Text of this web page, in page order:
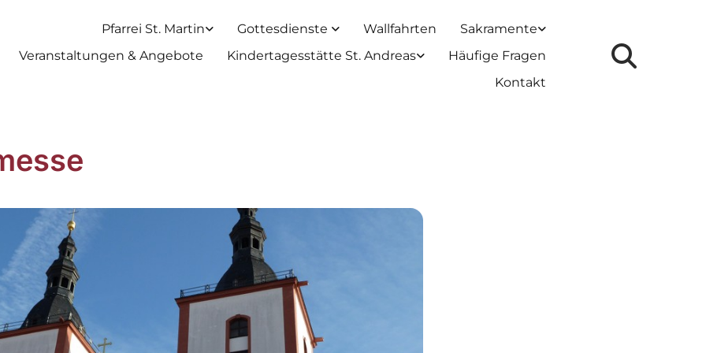
Pfarrei St. Martin Gottesdienste Wallfahrten
Sakramente
Veranstaltungen & Angebote
Kindertagesstätte St. Andreas
Häufige Fragen
Kontakt